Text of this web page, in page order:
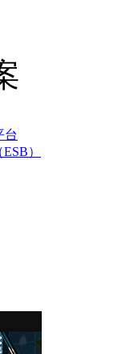
台
）